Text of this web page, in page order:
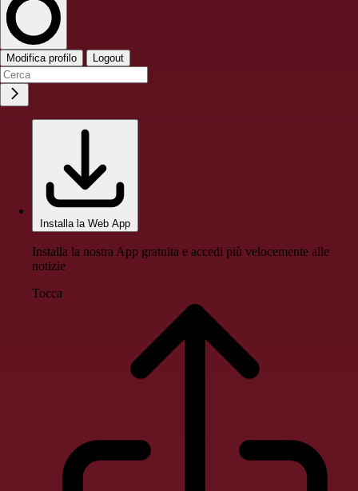
Modifica profilo Logout
Installa la Web App
Installa la nostra App gratuita e accedi più velocemente alle
notizie
Tocca